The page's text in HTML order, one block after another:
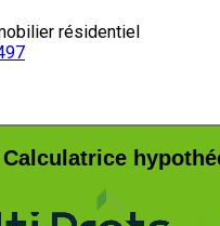
résidentiel
Calculatrice